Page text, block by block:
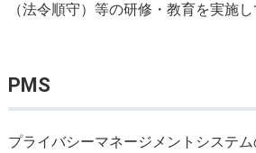
（法令順守）等の研修・教育を実施し
PMS
プライバシーマネージメントシステ